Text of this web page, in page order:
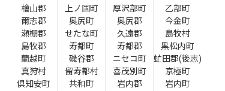
檜山郡
上ノ国町 厚沢部町
乙部町
爾志郡
奥尻町 奥尻郡
今金町
瀬棚郡
せたな町 久遠郡
島牧村
島牧郡
寿都町 寿都郡
黒松内町
蘭越町
磯谷郡 ニセコ町
虻田郡(後志)
真狩村
留寿都村 喜茂別町
京極町
倶知安町
共和町 岩内郡
岩内町